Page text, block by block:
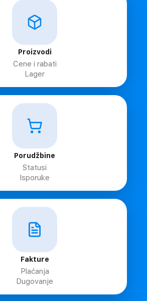
Proizvodi
Cene i rabati
Lager
Porudžbine
Statusi
Isporuke
Fakture
Plaćanja
Dugovanje